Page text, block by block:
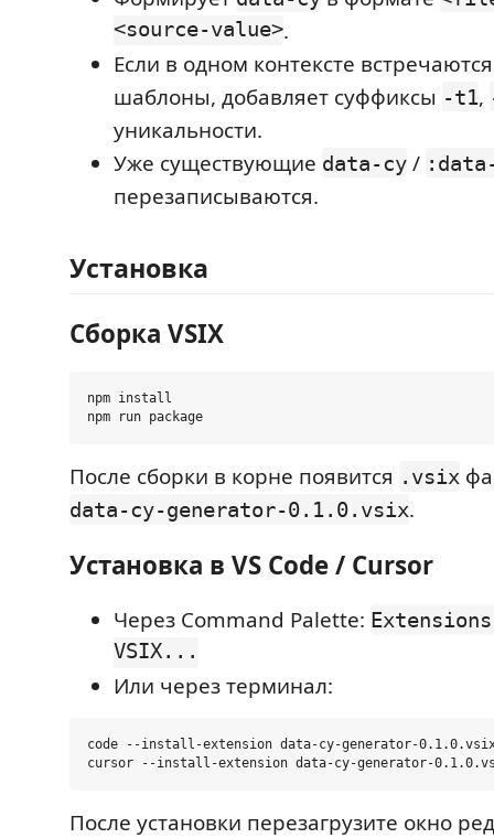
<source-value>.
Если в одном контексте
шаблоны, добавляет суффиксы -t1,
уникальности.
Уже существующие data-cy /
перезаписываются.
Установка
Сборка VSIX
npm install
После сборки в корне появится .vsix
data-cy-generator-0.1.0.vsix.
Установка в VS Code / Cursor
Через Command Palette:
VSIX...
Или через терминал:
code --install-extension data-cy-generator-
После установки перезагрузите окно